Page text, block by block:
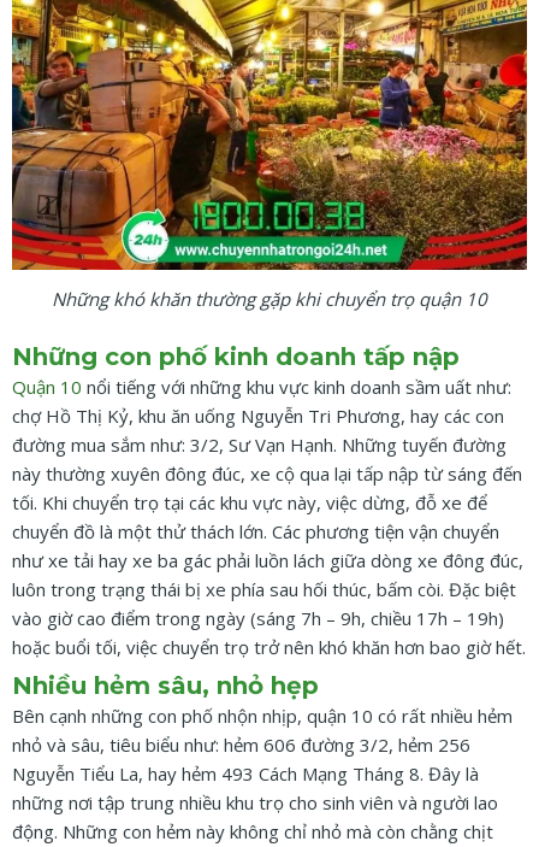
Những khó khăn thường gặp khi chuyển trọ quận 10
Những con phố kinh doanh tấp nập
Quận 10 nổi tiếng với những khu vực kinh doanh sầm uất như:
chợ Hồ Thị Kỷ, khu ăn uống Nguyễn Tri Phương, hay các con
đường mua sắm như: 3/2, Sư Vạn Hạnh. Những tuyến đường
này thường xuyên đông đúc, xe cộ qua lại tấp nập từ sáng đến
tối. Khi chuyển trọ tại các khu vực này, việc dừng, đỗ xe để
chuyển đồ là một thử thách lớn. Các phương tiện vận chuyển
như xe tải hay xe ba gác phải luồn lách giữa dòng xe đông đúc,
luôn trong trạng thái bị xe phía sau hối thúc, bấm còi. Đặc biệt
vào giờ cao điểm trong ngày (sáng 7h – 9h, chiều 17h – 19h)
hoặc buổi tối, việc chuyển trọ trở nên khó khăn hơn bao giờ hết.
Nhiều hẻm sâu, nhỏ hẹp
Bên cạnh những con phố nhộn nhịp, quận 10 có rất nhiều hẻm
nhỏ và sâu, tiêu biểu như: hẻm 606 đường 3/2, hẻm 256
Nguyễn Tiểu La, hay hẻm 493 Cách Mạng Tháng 8. Đây là
những nơi tập trung nhiều khu trọ cho sinh viên và người lao
động. Những con hẻm này không chỉ nhỏ mà còn chằng chịt